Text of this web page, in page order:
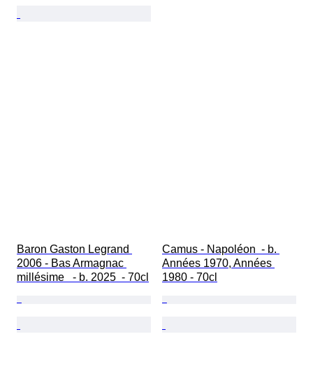
Baron Gaston Legrand
2006 - Bas Armagnac
millésime   - b. 2025  - 70cl
Camus - Napoléon  - b.
Années 1970, Années
1980 - 70cl